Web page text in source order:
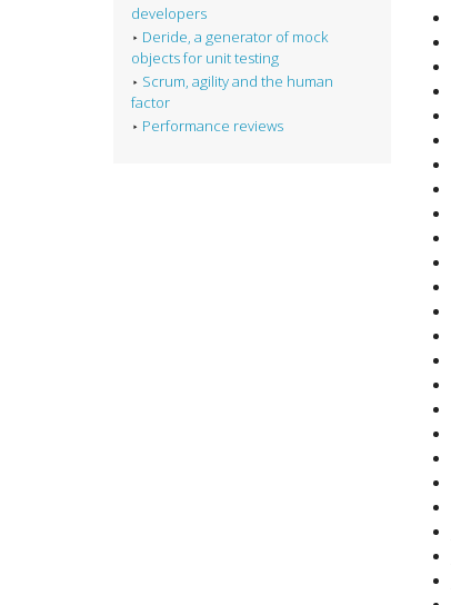
developers
Deride, a generator of mock
objects for unit testing
Scrum, agility and the human
factor
Performance reviews